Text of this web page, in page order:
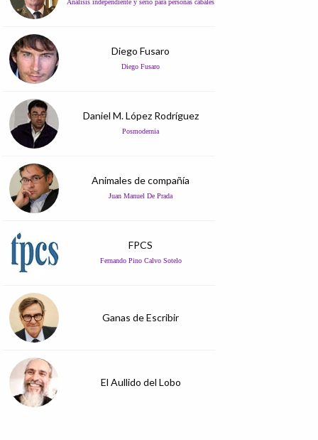
Análisis independiente y serio para personas cabales
Diego Fusaro
Diego Fusaro
Daniel M. López Rodríguez
Posmodernia
Animales de compañía
Juan Manuel De Prada
FPCS
Fernando Pino Calvo Sotelo
Ganas de Escribir
El Aullido del Lobo